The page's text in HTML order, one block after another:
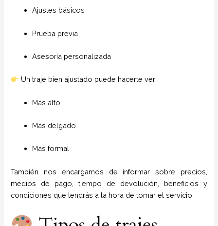
Ajustes básicos
Prueba previa
Asesoría personalizada
Un traje bien ajustado puede hacerte ver:
Más alto
Más delgado
Más formal
También nos encargamos de informar sobre precios,
medios de pago, tiempo de devolución, beneficios y
condiciones que tendrás a la hora de tomar el servicio.